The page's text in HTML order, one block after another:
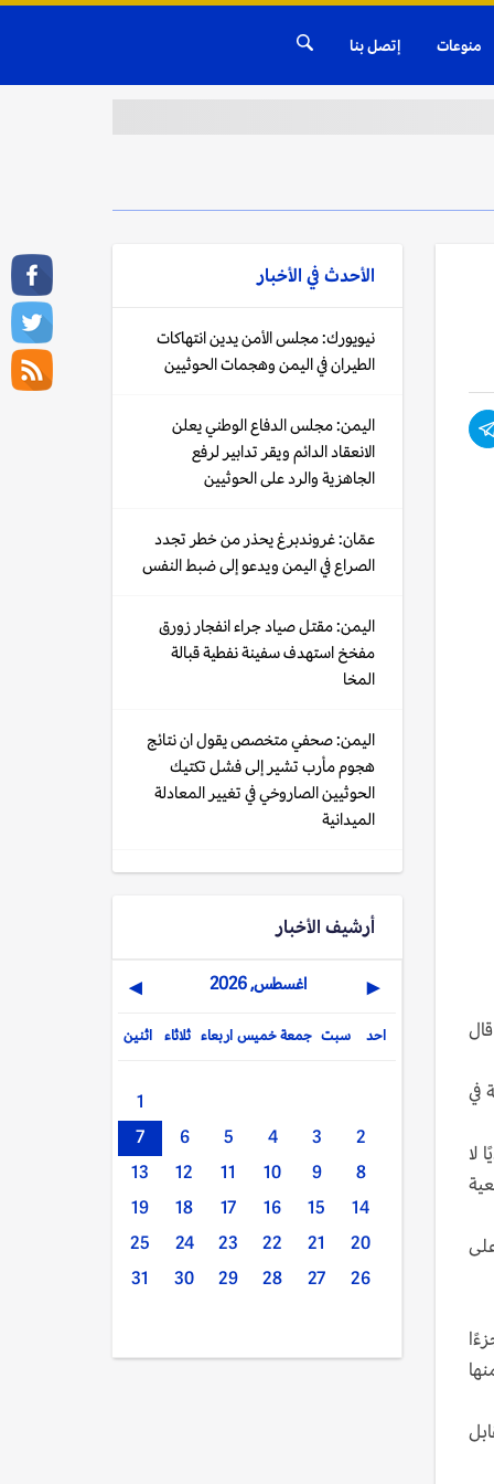
منوعات إتصل بنا
في
هدفًا سياديًا لا
المرجعية
الأحدث في الأخبار
نيويورك: مجلس الأمن يدين انتهاكات
الطيران في اليمن وهجمات الحوثيين
اليمن: مجلس الدفاع الوطني يعلن
الانعقاد الدائم ويقر تدابير لرفع
الجاهزية والرد على الحوثيين
عمّان: غروندبرغ يحذر من خطر تجدد
الصراع في اليمن ويدعو إلى ضبط النفس
اليمن: مقتل صياد جراء انفجار زورق
مفخخ استهدف سفينة نفطية قبالة
المخا
اليمن: صحفي متخصص يقول ان نتائج
هجوم مأرب تشير إلى فشل تكتيك
الحوثيين الصاروخي في تغيير المعادلة
الميدانية
أرشيف الأخبار
◀ اغسطس, 2026 ▶
اثنين ثلاثاء اربعاء خميس جمعة سبت احد
1
2
3
4
5
6
7
8
9
10
11
12
13
14
15
16
17
18
19
20
21
22
23
24
25
26
27
28
29
30
31